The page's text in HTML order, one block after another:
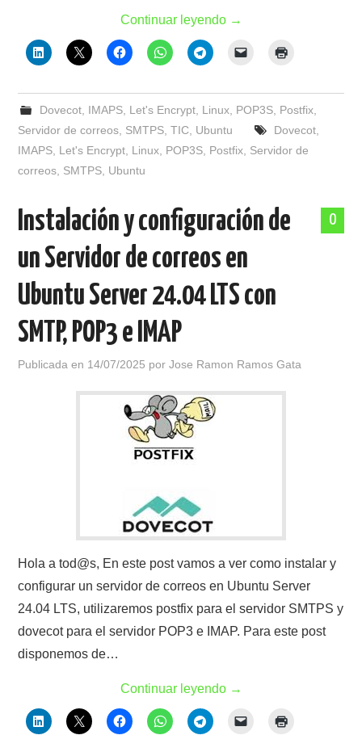
Continuar leyendo →
Dovecot, IMAPS, Let's Encrypt, Linux, POP3S, Postfix,
Servidor de correos SMTPS ,TIC Ubuntu Dovecot,
IMAPS Let's Encrypt Linux POP3S Postfix Servidor de
correos SMTPS Ubuntu
0
Instalación y configuración de
un Servidor de correos en
Ubuntu Server 24.04 LTS con
SMTP, POP3 e IMAP
Publicada en 14/07/2025 porJose Ramon Ramos Gata
Hola a tod@s, En este post vamos a ver como instalar y
configurar un servidor de correos en Ubuntu Server
24.04 LTS, utilizaremos postfix para el servidor SMTPS y
dovecot para el servidor POP3 e IMAP. Para este post
disponemos de…
Continuar leyendo →